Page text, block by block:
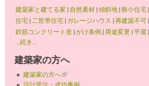
建築家と建てる家 | 自然素材|傾斜地|狭小住宅|
住宅|二世帯住宅| ガレージハウス |再建築不可|
鉄筋コンクリート造 |がけ条例 | 用途変更 |平屋 |
...続き...
建築家の方へ
建築家の方へ(link is external)